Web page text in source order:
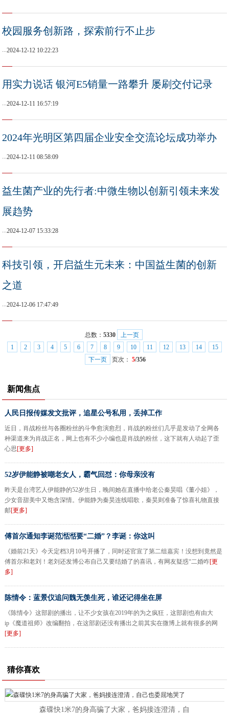
校园服务创新路，探索前行不止步
...2024-12-12 10:22:23
用实力说话 银河E5销量一路攀升 屡刷交付记录
...2024-12-11 16:57:19
2024年光明区第四届企业安全交流论坛成功举办
...2024-12-11 08:58:09
益生菌产业的先行者:中微生物以创新引领未来发
展趋势
...2024-12-07 15:33:28
科技引领，开启益生元未来：中国益生菌的创新
之道
...2024-12-06 17:47:49
总数： 5330
上一页
1
2 3 4 5 6 7 8 9 10 11 12 13 14
15
下一页
页次： 5/356
新闻焦点
人民日报传媒发文批评，追星公号私用，丢掉工作
近日，肖战粉丝与各圈粉丝的斗争愈演愈烈，肖战的粉丝们几乎是发动了全网各
种渠道来为肖战正名，网上也有不少小编也是肖战的粉丝，这下就有人动起了歪
心思[更多]
52岁伊能静被嘲老女人，霸气回怼：你母亲没有
昨天是台湾艺人伊能静的52岁生日，晚间她在直播中给老公秦昊唱《董小姐》，
少女音甜美中又饱含深情。伊能静为秦昊连线唱歌，秦昊则准备了惊喜礼物直接
邮[更多]
傅首尔通知李诞范湉湉要“二婚”？李诞：你这叫
《婚前21天》今天定档3月10号开播了，同时还官宣了第二组嘉宾！没想到竟然是
傅首尔和老刘！老刘还发博公布自己又要结婚了的喜讯，有网友疑惑“二婚咋[更
多]
陈情令：蓝景仪追问魏无羡生死，谁还记得坐在屏
《陈情令》这部剧的播出，让不少女孩在2019年的为之疯狂，这部剧也有由大
ip《魔道祖师》改编翻拍，在这部剧还没有播出之前其实在微博上就有很多的网
[更多]
猜你喜欢
森碟快1米7的身高骗了大家，爸妈接连澄清，自